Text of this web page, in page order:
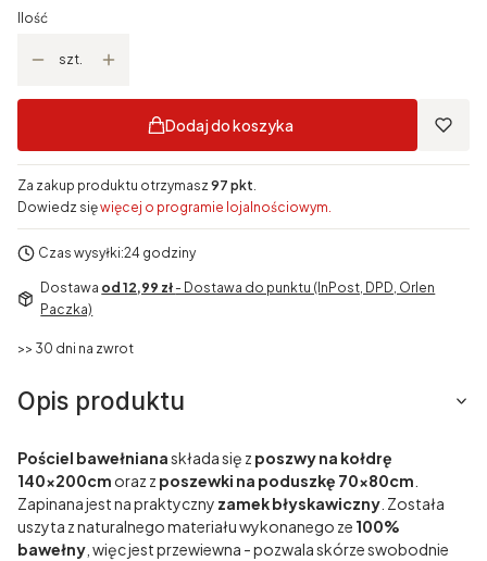
Ilość
szt.
Dodaj do koszyka
Za zakup produktu otrzymasz 97 pkt.
Dowiedz sięwięcej o programie lojalnościowym.
Czas wysyłki:24 godziny
Dostawa od 12,99 zł - Dostawa do punktu (InPost, DPD, Orlen
Paczka)
>> 30 dni na zwrot
Opis produktu
Pościel bawełnianaskłada się z poszwy na kołdrę
140x200cm oraz z poszewki na poduszkę 70x80cm
Zapinana jest na praktyczny zamek błyskawiczny . Została
uszyta z naturalnego materiału wykonanego ze 100%
bawełny , więc jest przewiewna - pozwala skórze swobodnie